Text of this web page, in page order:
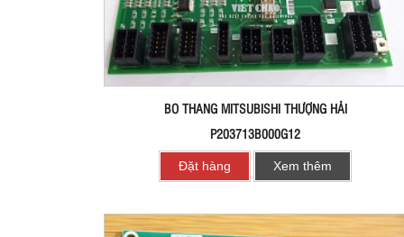
BO THANG MITSUBISHI THƯỢNG HẢI
P203713B000G12
Đặt hàng Xem thêm